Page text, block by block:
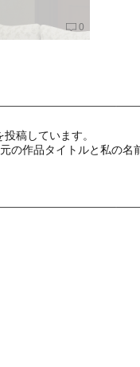
0
稿しています。
の作品タイトルと私の名